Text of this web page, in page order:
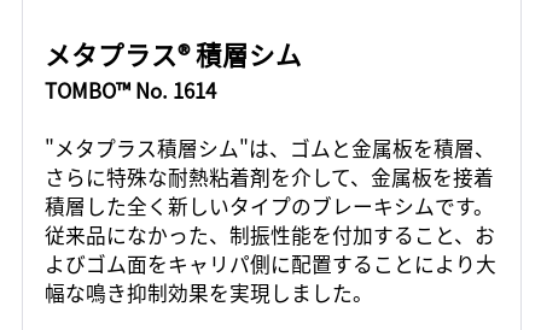
メタプラス® 積層シム
TOMBO™ No. 1614
"メタプラス積層シム"は、ゴムと金属板を積層、
さらに特殊な耐熱粘着剤を介して、金属板を接着
積層した全く新しいタイプのブレーキシムです。
従来品になかった、制振性能を付加すること、お
よびゴム面をキャリパ側に配置することにより大
幅な鳴き抑制効果を実現しました。